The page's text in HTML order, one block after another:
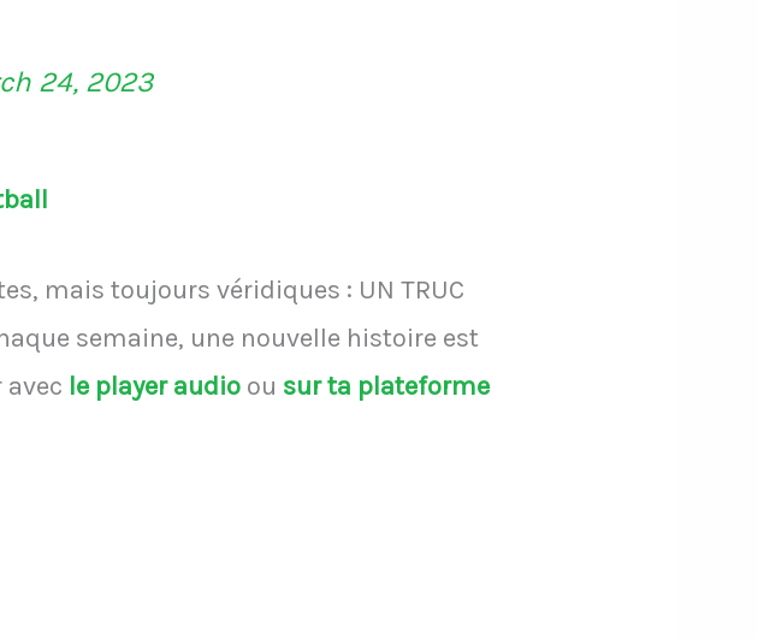
24, 2023
mais toujours véridiques : UN TRUC
semaine, une nouvelle histoire est
le player audio ou sur ta plateforme